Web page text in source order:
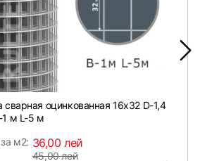
сварная оцинкованная 16х32 D-1,4
м L-5 м
м2: 36,00 лей
45,00 лей